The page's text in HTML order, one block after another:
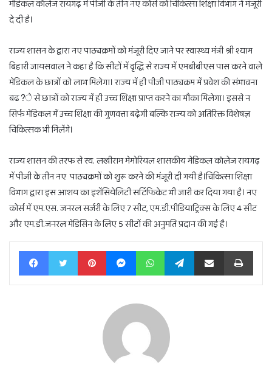
मेडिकल कॉलेज रायगढ़ में पीजी के तीन नए कोर्स को चिकित्सा शिक्षा विभाग ने मंजूरी
दे दी है।
राज्य शासन के द्वारा नए पाठ्यक्रमों को मंजूरी दिए जाने पर स्वास्थ्य मंत्री श्री श्याम
बिहारी जायसवाल ने कहा है कि सीटों में वृद्धि से राज्य में एमबीबीएस पास करने वाले
मेडिकल के छात्रों को लाभ मिलेगा। राज्य में ही पीजी पाठ्यक्रम में प्रवेश की संभावना
बढ?े से छात्रों को राज्य में ही उच्च शिक्षा प्राप्त करने का मौका मिलेगा। इससे न
सिर्फ मेडिकल में उच्च शिक्षा की गुणवत्ता बढ़ेगी बल्कि राज्य को अतिरिक्त विशेषज्ञ
चिकित्सक भी मिलेंगे।
राज्य शासन की तरफ से स्व. लखीराम मेमोरियल शासकीय मेडिकल कॉलेज रायगढ़
में पीजी के तीन नए पाठ्यक्रमों को शुरू करने की मंजूरी दी गयी है।चिकित्सा शिक्षा
विभाग द्वारा इस आशय का इशेंसियेलिटी सर्टिफिकेट भी जारी कर दिया गया है। नए
कोर्स में एम.एस. जनरल सर्जरी के लिए 7 सीट, एम.डी.पीडियाट्रिक्स के लिए 4 सीट
और एम.डी.जनरल मेडिसिन के लिए 5 सीटों की अनुमति प्रदान की गई है।
FacebookTwitter PinterestMessengerWhatsAppTelegramShare via Email Print